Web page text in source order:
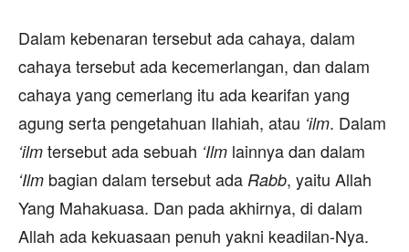
Dalam kebenaran tersebut ada cahaya, dalam
cahaya tersebut ada kecemerlangan, dan dalam
cahaya yang cemerlang itu ada kearifan yang
agung serta pengetahuan Ilahiah, atau ‘ilm. Dalam
‘ilm tersebut ada sebuah ‘Ilm lainnya dan dalam
‘Ilm bagian dalam tersebut ada Rabb, yaitu Allah
Yang Mahakuasa. Dan pada akhirnya, di dalam
Allah ada kekuasaan penuh yakni keadilan-Nya.